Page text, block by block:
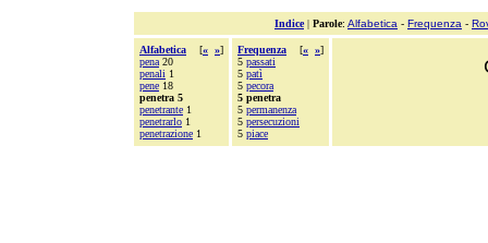
Indice| Parole: Alfabetica - Frequenza -
Alfabetica [« »]
pena 20
penali 1
pene 18
penetra 5
penetrante 1
penetrarlo 1
penetrazione 1
Frequenza [« »]
5 passati
5 patì
5 pecora
5 penetra
5 permanenza
5 persecuzioni
5 piace